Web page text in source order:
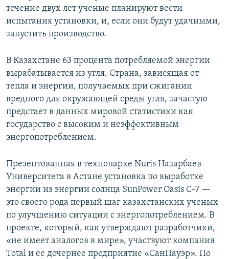
течение двух лет ученые планируют вести
испытания установки, и, если они будут удачными,
запустить производство.
В Казахстане 63 процента потребляемой энергии
вырабатывается из угля. Страна, зависящая от
тепла и энергии, получаемых при сжигании
вредного для окружающей среды угля, зачастую
предстает в данных мировой статистики как
государство с высоким и неэффективным
энергопотреблением.
Презентованная в технопарке Nuris Назарбаев
Университета в Астане установка по выработке
энергии из энергии солнца SunPower Oasis C-7 —
это своего рода первый шаг казахстанских ученых
по улучшению ситуации с энергопотреблением. В
проекте, который, как утверждают разработчики,
«не имеет аналогов в мире», участвуют компания
Total и ее дочернее предприятие «СанПауэр». По